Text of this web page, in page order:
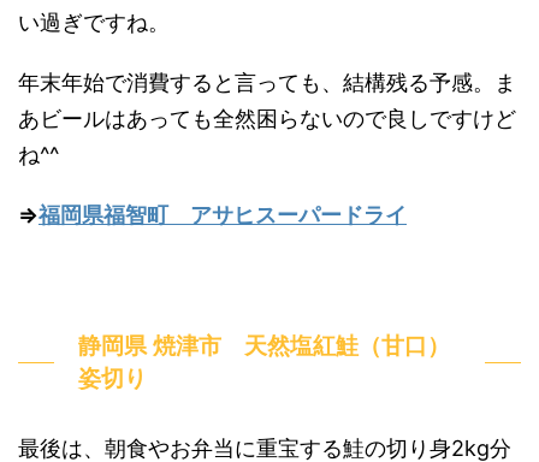
い過ぎですね。
年末年始で消費すると言っても、結構残る予感。ま
あビールはあっても全然困らないので良しですけど
ね^^
⇒福岡県福智町 アサヒスーパードライ
静岡県 焼津市 天然塩紅鮭（甘口）
姿切り
最後は、朝食やお弁当に重宝する鮭の切り身2kg分